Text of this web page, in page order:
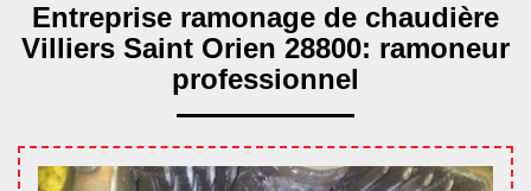
Entreprise ramonage de chaudière
Villiers Saint Orien 28800: ramoneur
professionnel